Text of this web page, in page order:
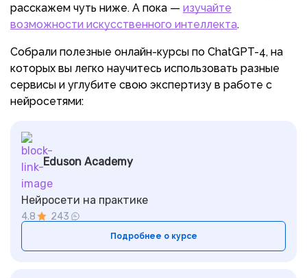
расскажем чуть ниже. А пока — изучайте
возможности искусственного интеллекта.
Собрали полезные онлайн-курсы по ChatGPT-4, на
которых вы легко научитесь использовать разные
сервисы и углубите свою экспертизу в работе с
нейросетями:
Eduson Academy
Нейросети на практике
4.8 243
Подробнее о курсе